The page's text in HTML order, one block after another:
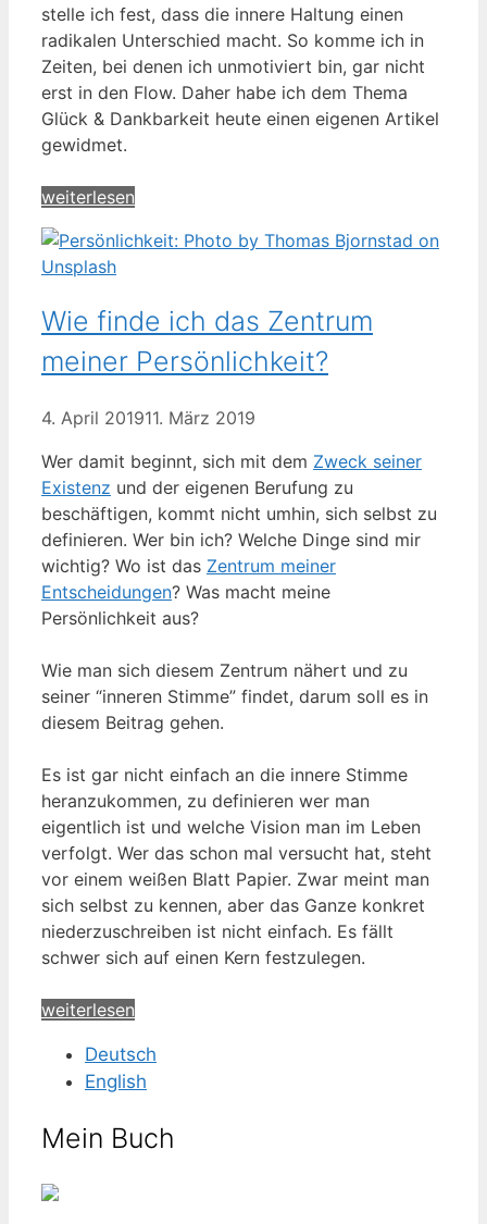
stelle ich fest, dass die innere Haltung einen
radikalen Unterschied macht. So komme ich in
Zeiten, bei denen ich unmotiviert bin, gar nicht
erst in den Flow. Daher habe ich dem Thema
Glück & Dankbarkeit heute einen eigenen Artikel
gewidmet.
weiterlesen
Wie finde ich das Zentrum
meiner Persönlichkeit?
4. April 201911. März 2019
Wer damit beginnt, sich mit dem Zweck seiner
Existenz und der eigenen Berufung zu
beschäftigen, kommt nicht umhin, sich selbst zu
definieren. Wer bin ich? Welche Dinge sind mir
wichtig? Wo ist das Zentrum meiner
Entscheidungen? Was macht meine
Persönlichkeit aus?
Wie man sich diesem Zentrum nähert und zu
seiner “inneren Stimme” findet, darum soll es in
diesem Beitrag gehen.
Es ist gar nicht einfach an die innere Stimme
heranzukommen, zu definieren wer man
eigentlich ist und welche Vision man im Leben
verfolgt. Wer das schon mal versucht hat, steht
vor einem weißen Blatt Papier. Zwar meint man
sich selbst zu kennen, aber das Ganze konkret
niederzuschreiben ist nicht einfach. Es fällt
schwer sich auf einen Kern festzulegen.
weiterlesen
Deutsch
English
Mein Buch